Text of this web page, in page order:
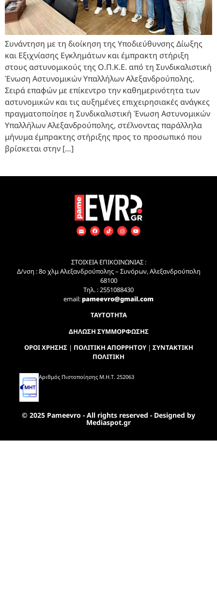
Συνάντηση με τη διοίκηση της Υποδιεύθυνσης Δίωξης
και Εξιχνίασης Εγκλημάτων και έμπρακτη στήριξη
στους αστυνομικούς της Ο.Π.Κ.Ε. από τη Συνδικαλιστική
Ένωση Αστυνομικών Υπαλλήλων Αλεξανδρούπολης.
Σειρά επαφών με επίκεντρο την καθημερινότητα των
αστυνομικών και τις αυξημένες επιχειρησιακές ανάγκες
πραγματοποίησε η Συνδικαλιστική Ένωση Αστυνομικών
Υπαλλήλων Αλεξανδρούπολης, στέλνοντας παράλληλα
μήνυμα έμπρακτης στήριξης προς το προσωπικό που
βρίσκεται στην […]
ΣΤΟΙΧΕΙΑ ΕΠΙΚΟΙΝΩΝΙΑΣ :
Δ/νση : 8ο χλμ Αλεξανδρούπολης – Συνόρων, Αλεξανδρούπολη
68100
Τηλ. : 2551088430
email:pameevro@gmail.com
ΤΑΥΤΟΤΗΤΑ
ΔΗΛΩΣΗ ΣΥΜΜΟΡΦΩΣΗΣ
ΟΡΟΙ ΧΡΗΣΗΣ| ΠΟΛΙΤΙΚΗ ΑΠΟΡΡΗΤΟΥ| ΣΥΝΤΑΚΤΙΚΗ
ΠΟΛΙΤΙΚΗ
Αριθμός Πιστοποίησης Μ.Η.Τ. 252063
© 2025 Pameevro - All rights reserved - Designed by
Mediaspot.gr